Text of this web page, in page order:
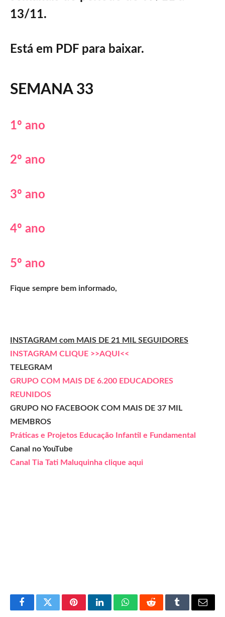
13/11.
Está em PDF para baixar.
SEMANA 33
1º ano
2º ano
3º ano
4º ano
5º ano
Fique sempre bem informado,
INSTAGRAM com MAIS DE 21 MIL SEGUIDORES
INSTAGRAM CLIQUE >>AQUI<<
TELEGRAM
GRUPO COM MAIS DE 6.200 EDUCADORES
REUNIDOS
GRUPO NO FACEBOOK COM MAIS DE 37 MIL
MEMBROS
Práticas e Projetos Educação Infantil e Fundamental
Canal no YouTube
Canal Tia Tati Maluquinha clique aqui
FacebookTwitterPinterestLinkedInWhatsAppRedditTumblrEmail